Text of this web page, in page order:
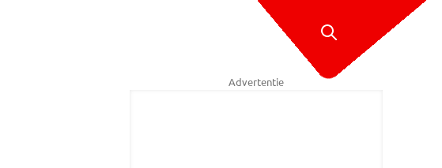
Advertentie